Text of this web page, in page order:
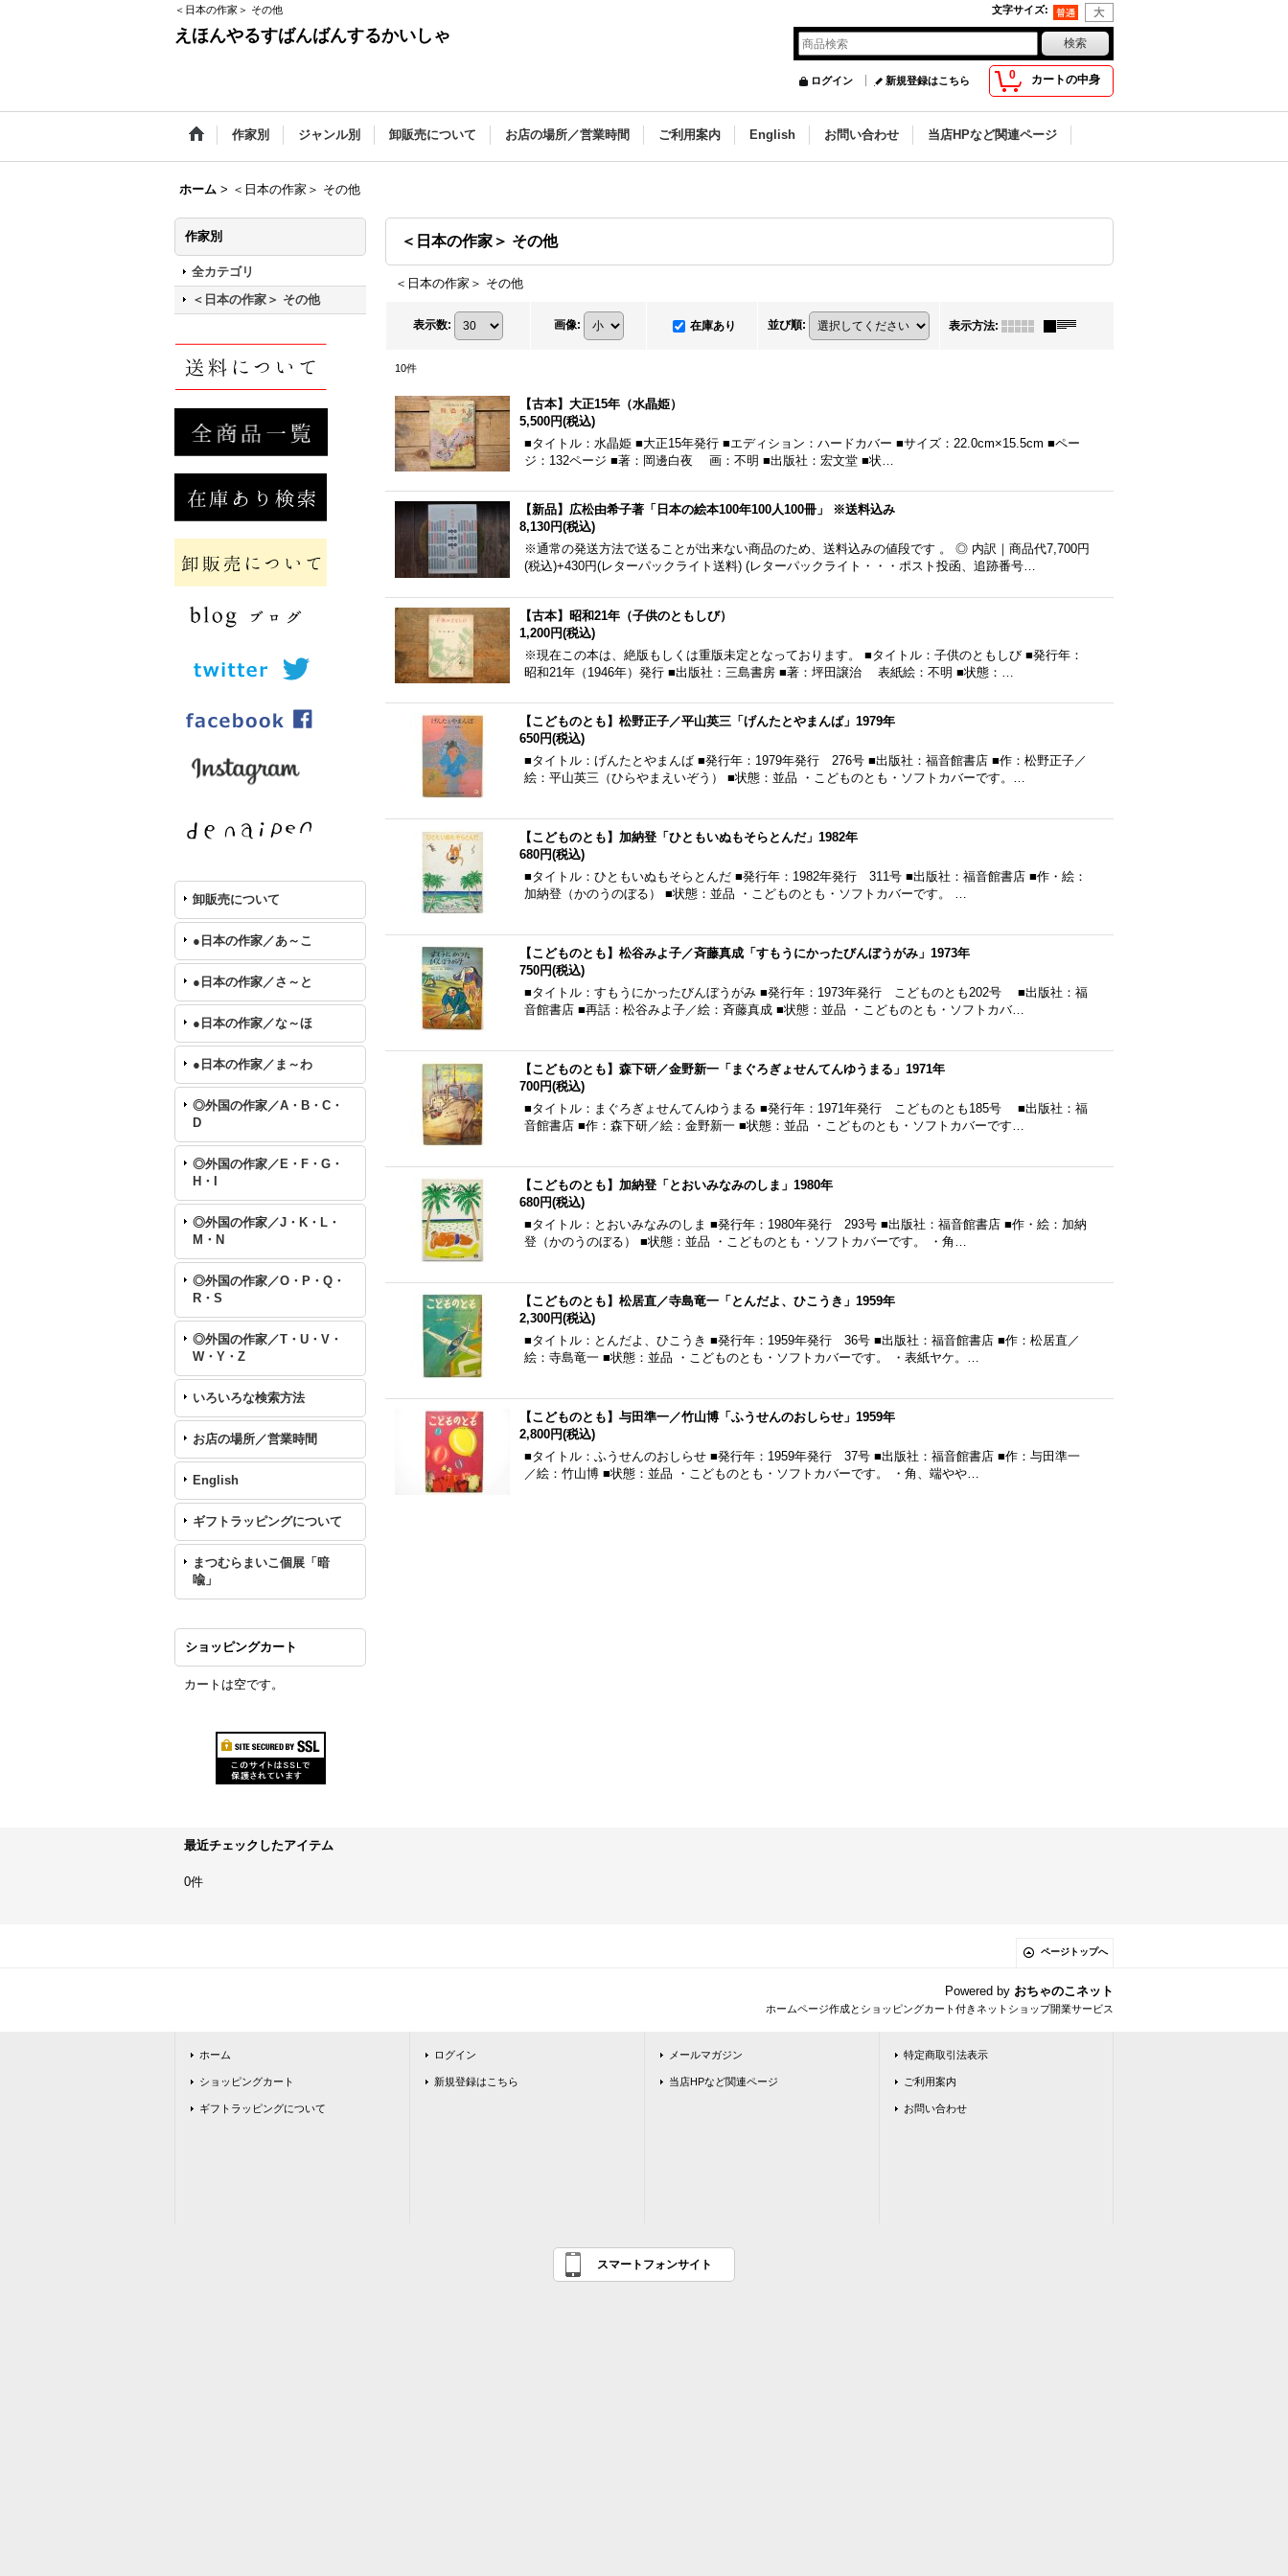
＜日本の作家＞ その他 文字サイズ:
えほんやるすばんばんするかいしゃ
0 カートの中身
ログイン 新規登録はこちら
作家別 ジャンル別 卸販売について お店の場所／営業時間 ご利用案内 English お問い合わせ 当店HPなど関連ページ
ホーム > ＜日本の作家＞ その他
作家別
全カテゴリ
＜日本の作家＞ その他
卸販売について
●日本の作家／あ～こ
●日本の作家／さ～と
●日本の作家／な～ほ
●日本の作家／ま～わ
◎外国の作家／A・B・C・
D
◎外国の作家／E・F・G・
H・I
◎外国の作家／J・K・L・
M・N
◎外国の作家／O・P・Q・
R・S
◎外国の作家／T・U・V・
W・Y・Z
いろいろな検索方法
お店の場所／営業時間
English
ギフトラッピングについて
まつむらまいこ個展「暗
喩」
ショッピングカート
カートは空です。
＜日本の作家＞ その他
＜日本の作家＞ その他
表示数: 画像: 在庫あり 並び順: 表示方法:
10件
【古本】大正15年（水晶姫）
5,500円(税込)
■タイトル：水晶姫 ■大正15年発行 ■エディション：ハードカバー ■サイズ：22.0cm×15.5cm ■ペー
ジ：132ページ ■著：岡邊白夜 画：不明 ■出版社：宏文堂 ■状…
【新品】広松由希子著「日本の絵本100年100人100冊」 ※送料込み
8,130円(税込)
※通常の発送方法で送ることが出来ない商品のため、送料込みの値段です 。 ◎ 内訳｜商品代7,700円
(税込)+430円(レターパックライト送料) (レターパックライト・・・ポスト投函、追跡番号…
【古本】昭和21年（子供のともしび）
1,200円(税込)
※現在この本は、絶版もしくは重版未定となっております。 ■タイトル：子供のともしび ■発行年：
昭和21年（1946年）発行 ■出版社：三島書房 ■著：坪田譲治 表紙絵：不明 ■状態：…
【こどものとも】松野正子／平山英三「げんたとやまんば」1979年
650円(税込)
■タイトル：げんたとやまんば ■発行年：1979年発行 276号 ■出版社：福音館書店 ■作：松野正子／
絵：平山英三（ひらやまえいぞう） ■状態：並品 ・こどものとも・ソフトカバーです。…
【こどものとも】加納登「ひともいぬもそらとんだ」1982年
680円(税込)
■タイトル：ひともいぬもそらとんだ ■発行年：1982年発行 311号 ■出版社：福音館書店 ■作・絵：
加納登（かのうのぼる） ■状態：並品 ・こどものとも・ソフトカバーです。 …
【こどものとも】松谷みよ子／斉藤真成「すもうにかったびんぼうがみ」1973年
750円(税込)
■タイトル：すもうにかったびんぼうがみ ■発行年：1973年発行 こどものとも202号 ■出版社：福
音館書店 ■再話：松谷みよ子／絵：斉藤真成 ■状態：並品 ・こどものとも・ソフトカバ…
【こどものとも】森下研／金野新一「まぐろぎょせんてんゆうまる」1971年
700円(税込)
■タイトル：まぐろぎょせんてんゆうまる ■発行年：1971年発行 こどものとも185号 ■出版社：福
音館書店 ■作：森下研／絵：金野新一 ■状態：並品 ・こどものとも・ソフトカバーです…
【こどものとも】加納登「とおいみなみのしま」1980年
680円(税込)
■タイトル：とおいみなみのしま ■発行年：1980年発行 293号 ■出版社：福音館書店 ■作・絵：加納
登（かのうのぼる） ■状態：並品 ・こどものとも・ソフトカバーです。 ・角…
【こどものとも】松居直／寺島竜一「とんだよ、ひこうき」1959年
2,300円(税込)
■タイトル：とんだよ、ひこうき ■発行年：1959年発行 36号 ■出版社：福音館書店 ■作：松居直／
絵：寺島竜一 ■状態：並品 ・こどものとも・ソフトカバーです。 ・表紙ヤケ。…
【こどものとも】与田準一／竹山博「ふうせんのおしらせ」1959年
2,800円(税込)
■タイトル：ふうせんのおしらせ ■発行年：1959年発行 37号 ■出版社：福音館書店 ■作：与田準一
／絵：竹山博 ■状態：並品 ・こどものとも・ソフトカバーです。 ・角、端やや…
最近チェックしたアイテム
0件
ページトップへ
Powered by おちゃのこネット
ホームページ作成とショッピングカート付きネットショップ開業サービス
ホーム
ショッピングカート
ギフトラッピングについて
ログイン
新規登録はこちら
メールマガジン
当店HPなど関連ページ
特定商取引法表示
ご利用案内
お問い合わせ
スマートフォンサイト